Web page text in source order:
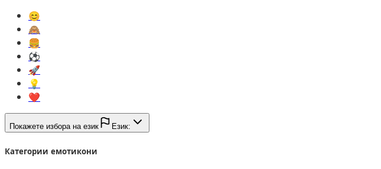
😊️
🙈️
🍔️
⚽️
🚀️
💡️
❤️
Покажете избора на език Език:
Категории емотикони